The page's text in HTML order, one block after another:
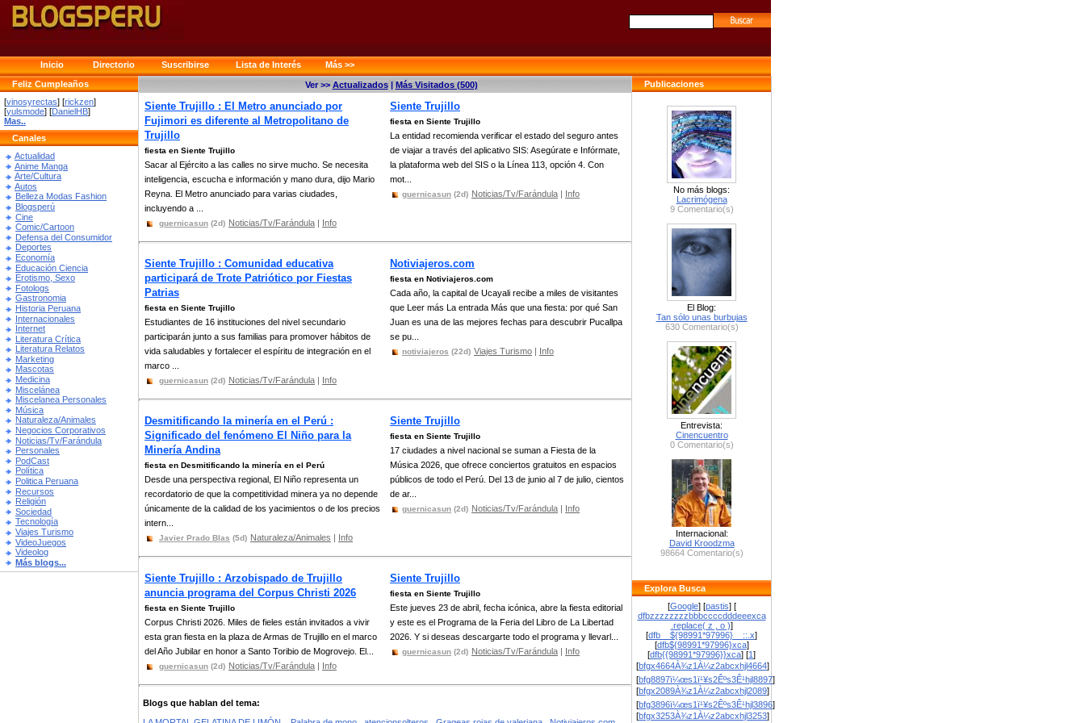
Inicio Directorio Suscribirse Lista de Interés
Más >>
Feliz Cumpleaños
[vinosyrectas] [rickzen]
[yulsmode] [DanielHB]
Mas..
Canales
Actualidad
Anime Manga
Arte/Cultura
Autos
Belleza Modas Fashion
Blogsperú
Cine
Comic/Cartoon
Defensa del Consumidor
Deportes
Economía
Educación Ciencia
Erotismo, Sexo
Fotologs
Gastronomia
Historia Peruana
Internacionales
Internet
Literatura Crítica
Literatura Relatos
Marketing
Mascotas
Medicina
Miscelánea
Miscelanea Personales
Música
Naturaleza/Animales
Negocios Corporativos
Noticias/Tv/Farándula
Personales
PodCast
Política
Politica Peruana
Recursos
Religión
Sociedad
Tecnología
Viajes Turismo
VideoJuegos
Videolog
Más blogs...
Publicaciones
No más blogs:
Lacrimógena
9 Comentario(s)
El Blog:
Tan sólo unas burbujas
630 Comentario(s)
Entrevista:
Cinencuentro
0 Comentario(s)
Internacional:
David Kroodzma
98664 Comentario(s)
Explora Busca
[Google] [pastis] [
dfbzzzzzzzzbbbccccdddeeexca
.replace( z , o )]
[dfb__${98991*97996}__::.x]
[dfb${98991*97996}xca]
[dfb{{98991*97996}}xca] [1]
[bfgx4664À¾z1À¼z2abcxhjl4664]
[bfg8897ï¼œs1ï¹¥s2Êºs3Ê¹hjl8897]
[bfgx2089À¾z1À¼z2abcxhjl2089]
[bfg3896ï¼œs1ï¹¥s2Êºs3Ê¹hjl3896]
[bfgx3253À¾z1À¼z2abcxhjl3253]
Ver >> Actualizados| Más Visitados (500)
Siente Trujillo : El Metro anunciado por
Fujimori es diferente al Metropolitano de
Trujillo
fiesta en Siente Trujillo
Sacar al Ejército a las calles no sirve mucho. Se necesita
inteligencia, escucha e información y mano dura, dijo Mario
Reyna. El Metro anunciado para varias ciudades,
incluyendo a ...
guernicasun (2d) Noticias/Tv/Farándula | Info
Siente Trujillo
fiesta en Siente Trujillo
La entidad recomienda verificar el estado del seguro antes
de viajar a través del aplicativo SIS: Asegúrate e Infórmate,
la plataforma web del SIS o la Línea 113, opción 4. Con
mot...
guernicasun (2d) Noticias/Tv/Farándula | Info
Siente Trujillo : Comunidad educativa
participará de Trote Patriótico por Fiestas
Patrias
fiesta en Siente Trujillo
Estudiantes de 16 instituciones del nivel secundario
participarán junto a sus familias para promover hábitos de
vida saludables y fortalecer el espíritu de integración en el
marco ...
guernicasun (2d) Noticias/Tv/Farándula | Info
Notiviajeros.com
fiesta en Notiviajeros.com
Cada año, la capital de Ucayali recibe a miles de visitantes
que Leer más La entrada Más que una fiesta: por qué San
Juan es una de las mejores fechas para descubrir Pucallpa
se pu...
notiviajeros (22d) Viajes Turismo | Info
Desmitificando la minería en el Perú :
Significado del fenómeno El Niño para la
Minería Andina
fiesta en Desmitificando la minería en el Perú
Desde una perspectiva regional, El Niño representa un
recordatorio de que la competitividad minera ya no depende
únicamente de la calidad de los yacimientos o de los precios
intern...
Javier Prado Blas (5d) Naturaleza/Animales | Info
Siente Trujillo
fiesta en Siente Trujillo
17 ciudades a nivel nacional se suman a Fiesta de la
Música 2026, que ofrece conciertos gratuitos en espacios
públicos de todo el Perú. Del 13 de junio al 7 de julio, cientos
de ar...
guernicasun (2d) Noticias/Tv/Farándula | Info
Siente Trujillo : Arzobispado de Trujillo
anuncia programa del Corpus Christi 2026
fiesta en Siente Trujillo
Corpus Christi 2026. Miles de fieles están invitados a vivir
esta gran fiesta en la plaza de Armas de Trujillo en el marco
del Año Jubilar en honor a Santo Toribio de Mogrovejo. El...
guernicasun (2d) Noticias/Tv/Farándula | Info
Siente Trujillo
fiesta en Siente Trujillo
Este jueves 23 de abril, fecha icónica, abre la fiesta editorial
y este es el Programa de la Feria del Libro de La Libertad
2026. Y si deseas descargarte todo el programa y llevarl...
guernicasun (2d) Noticias/Tv/Farándula | Info
Blogs que hablan del tema: